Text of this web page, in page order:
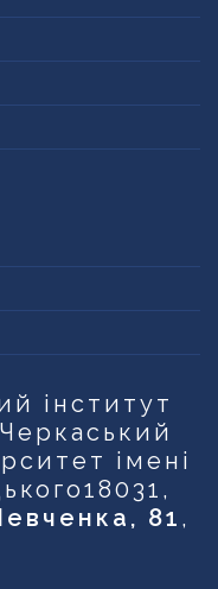
інститут
Черкаський
імені
18031,
81 ,